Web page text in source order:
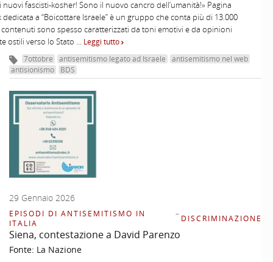
nuovi fascisti-kosher! Sono il nuovo cancro dell’umanità!» Pagina
dedicata a “Boicottare Israele” è un gruppo che conta più di 13.000
sono spesso caratterizzati da toni emotivi e da opinioni
ostili verso lo Stato … Leggi tutto
7ottobre antisemitismo legato ad Israele
antisemitismo nel web
antisionismo
BDS
29 Gennaio 2026
EPISODI DI ANTISEMITISMO IN
ITALIA
– DISCRIMINAZIONE
Siena, contestazione a David Parenzo
Fonte: La Nazione